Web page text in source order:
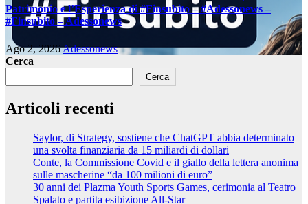
Patrimonio e l’Esperienza di #Finsubito – #Adessonews –
#Finsubito – Adessonews
Ago 2, 2026Adessonews
Cerca
Cerca
Articoli recenti
Saylor, di Strategy, sostiene che ChatGPT abbia determinato
una svolta finanziaria da 15 miliardi di dollari
Conte, la Commissione Covid e il giallo della lettera anonima
sulle mascherine “da 100 milioni di euro”
30 anni dei Plazma Youth Sports Games, cerimonia al Teatro
Spalato e partita esibizione All-Star